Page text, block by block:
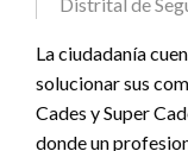
La ciudadanía
solucionar sus
Cades y Super
donde un